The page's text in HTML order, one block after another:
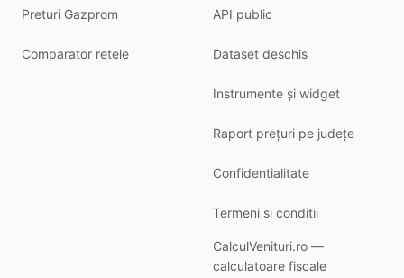
Preturi Gazprom
Comparator retele
API public
Dataset deschis
Instrumente și widget
Raport prețuri pe județe
Confidentialitate
Termeni si conditii
CalculVenituri.ro —
calculatoare fiscale